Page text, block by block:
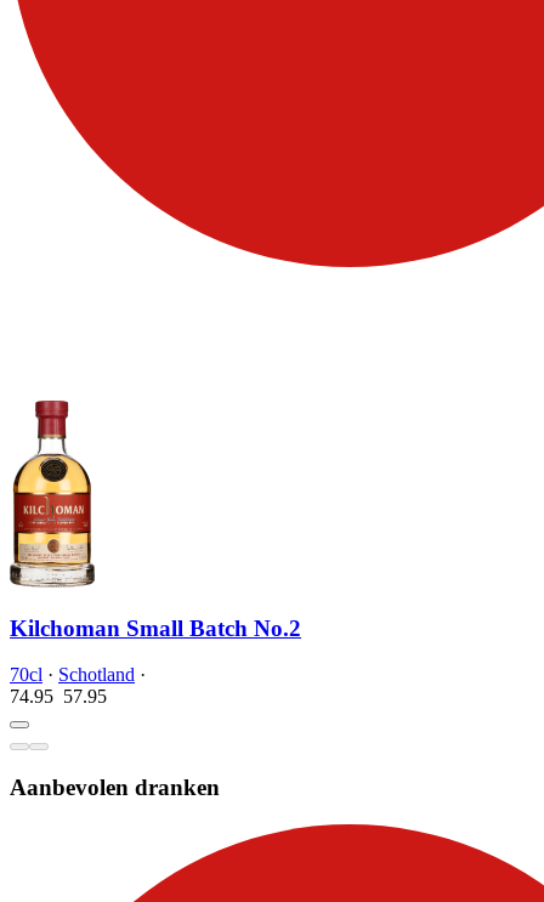
Kilchoman Small Batch No.2
70cl · Schotland ·
74.95 57.95
Aanbevolen dranken